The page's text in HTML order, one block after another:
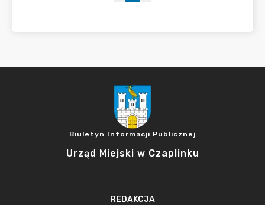
Biuletyn Informacji Publicznej
Urząd Miejski w Czaplinku
REDAKCJA